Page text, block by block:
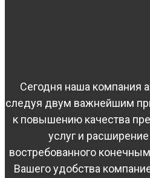
Сегодня наша компания
следуя двум важнейшим
к повышению качества
услуг и
востребованного
Вашего удобства